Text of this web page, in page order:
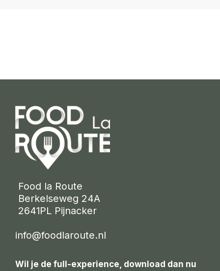
Food la Route
Berkelseweg 24A
2641PL Pijnacker
info@foodlaroute.nl
Wil je de full-experience, download dan nu